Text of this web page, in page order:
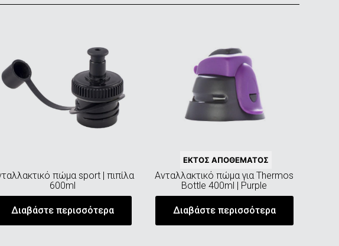
πώμα sport | πιπίλα
600ml
Διαβάστε περισσότερα
ΕΚΤΌΣ ΑΠΟΘΈΜΑΤΟΣ
Ανταλλακτικό πώμα για Thermos
Bottle 400ml | Purple
Διαβάστε περισσότερα